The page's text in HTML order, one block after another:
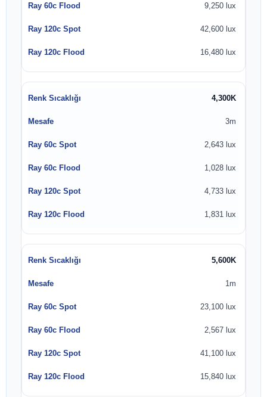
9,250 lux
42,600 lux
16,480 lux
4,300K
3m
2,643 lux
1,028 lux
4,733 lux
1,831 lux
5,600K
1m
23,100 lux
2,567 lux
41,100 lux
15,840 lux